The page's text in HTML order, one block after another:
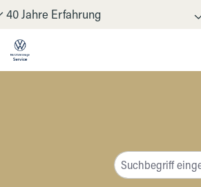
40 Jahre Erfahrung